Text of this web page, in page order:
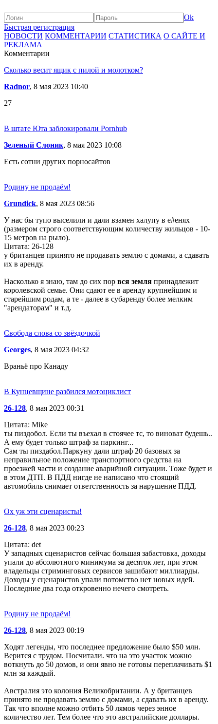
Ok
Быстрая регистрация
НОВОСТИ КОММЕНТАРИИ СТАТИСТИКА О САЙТЕ И
РЕКЛАМА
Комментарии
Сколько весит ящик с пилой и молотком?
Radnor, 8 мая 2023 10:40
27
В штате Юта заблокировали Pornhub
Зеленый Слоник, 8 мая 2023 10:08
Есть сотни других порносайтов
Родину не продаём!
Grundick, 8 мая 2023 08:56
У нас бы тупо выселили и дали взамен халупу в е#енях
(размером строго соответствующим количеству жильцов - 10-
15 метров на рыло).
Цитата: 26-128
у британцев принято не продавать землю с домами, а сдавать
их в аренду.
Насколько я знаю, там до сих пор вся земля принадлежит
королевской семье. Они сдают ее в аренду крупнейшим и
старейшим родам, а те - далее в субаренду более мелким
"арендаторам" и т.д.
Свобода слова со звёздочкой
Georges, 8 мая 2023 04:32
Враньё про Канаду
В Кунцевщине разбился мотоциклист
26-128, 8 мая 2023 00:31
Цитата: Mike
ты пиздобол. Если ты въехал в стоячее тс, то виноват будешь..
А ему будет только штраф за паркинг...
Сам ты пиздабол.Паркуну дали штраф 20 базовых за
неправильное положение транспортного средства на
проезжей части и создание аварийной ситуации. Тоже будет и
в этом ДТП. В ПДД нигде не написано что стоящий
автомобиль снимает ответственность за нарушение ПДД.
Ох уж эти сценаристы!
26-128, 8 мая 2023 00:23
Цитата: det
У западных сценаристов сейчас большая забастовка, доходы
упали до абсолютного минимума за десяток лет, при этом
владельцы стриминговых сервисов зашибают миллиарды.
Доходы у сценаристов упали потомство нет новых идей.
Последние два года откровенно нечего смотреть.
Родину не продаём!
26-128, 8 мая 2023 00:19
Ходят легенды, что последнее предложение было $50 млн.
Верится с трудом. Посчитали. что на это участок можно
воткнуть до 50 домов, и они явно не готовы переплачивать $1
млн за каждый.
Австралия это колония Великобритании. А у британцев
принято не продавать землю с домами, а сдавать их в аренду.
Так что вполне можно отбить 50 лямов через энное
количество лет. Тем более что это австралийские доллары.